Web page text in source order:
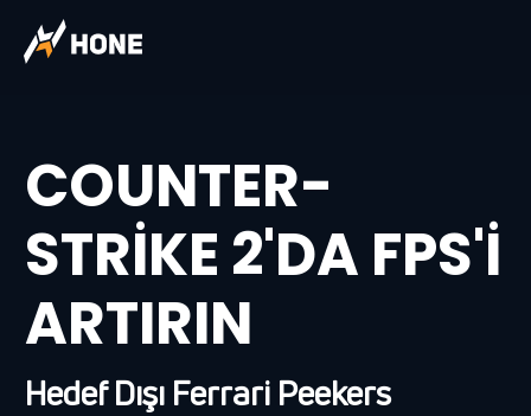
COUNTER-
STRIKE 2'DA FPS'I
ARTIRIN
Hedef Dışı Ferrari Peekers